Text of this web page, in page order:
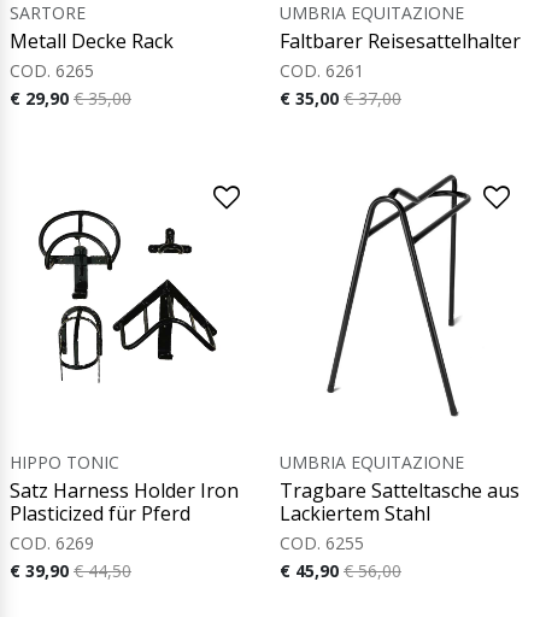
SARTORE
Metall Decke Rack
COD. 6265
€ 29,90 € 35,00
UMBRIA EQUITAZIONE
Faltbarer Reisesattelhalter
COD. 6261
€ 35,00 € 37,00
HIPPO TONIC
Satz Harness Holder Iron
Plasticized für Pferd
COD. 6269
€ 39,90 € 44,50
UMBRIA EQUITAZIONE
Tragbare Satteltasche aus
Lackiertem Stahl
COD. 6255
€ 45,90 € 56,00